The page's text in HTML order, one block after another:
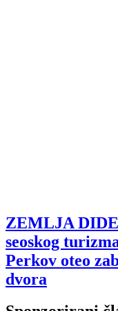
ZEMLJA
seoskog
Perkov oteo
dvora